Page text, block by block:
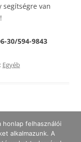
segítségre van
30/594-9843
Egyéb
honlap felhasználói
alkalmazunk. A